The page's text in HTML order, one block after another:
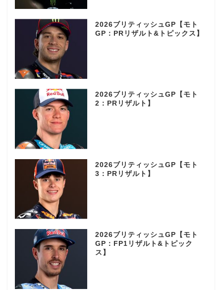
2026ブリティッシュGP【モト
GP：PRリザルト&トピックス】
2026ブリティッシュGP【モト
2：PRリザルト】
2026ブリティッシュGP【モト
3：PRリザルト】
2026ブリティッシュGP【モト
GP：FP1リザルト&トピック
ス】